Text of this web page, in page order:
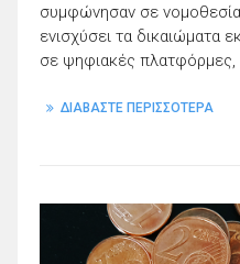
συμφώνησαν σε
ενισχύσει τα δικαιώματα
σε ψηφιακές
ΔΙΑΒΑΣΤΕ ΠΕΡΙΣΣΟΤΕΡΑ